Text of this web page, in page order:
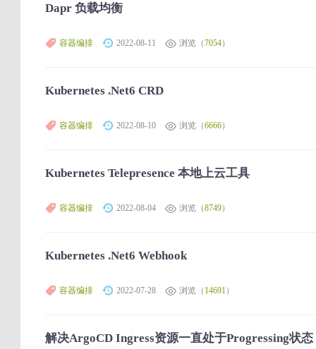
Dapr 负载均衡
容器编排 2022-08-11 浏览（7054）
Kubernetes .Net6 CRD
容器编排 2022-08-10 浏览（6666）
Kubernetes Telepresence 本地上云工具
容器编排 2022-08-04 浏览（8749）
Kubernetes .Net6 Webhook
容器编排 2022-07-28 浏览（ 14691）
解决ArgoCD Ingress资源一直处于Progressing状态